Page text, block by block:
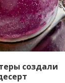
создали